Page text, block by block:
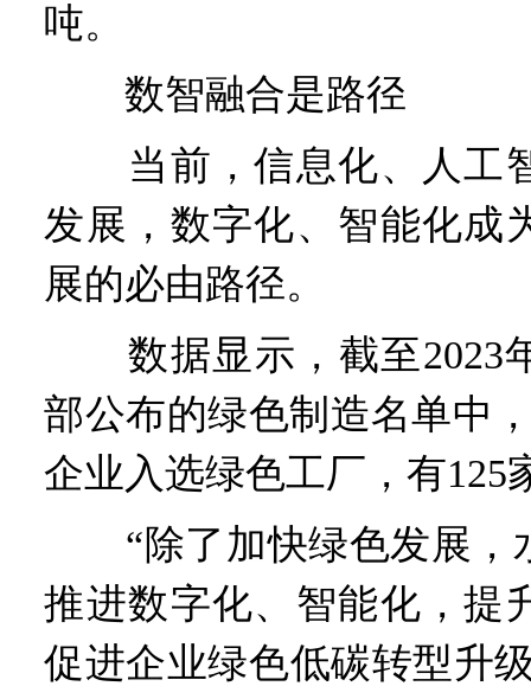
吨。
数智融合是路径
当前，信息化、人工
发展，数字化、智能化成
展的必由路径。
数据显示，截至2023
部公布的绿色制造名单中
企业入选绿色工厂，有125
“除了加快绿色发展，
推进数字化、智能化，提
促进企业绿色低碳转型升